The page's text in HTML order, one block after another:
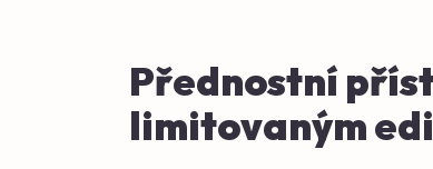
Přednostní
limitovaným